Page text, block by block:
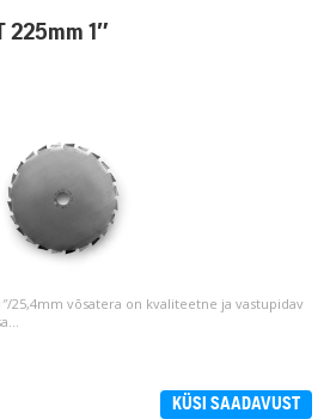
225mm 1″
25,4mm võsatera on kvaliteetne ja vastupidav
KÜSI SAADAVUST